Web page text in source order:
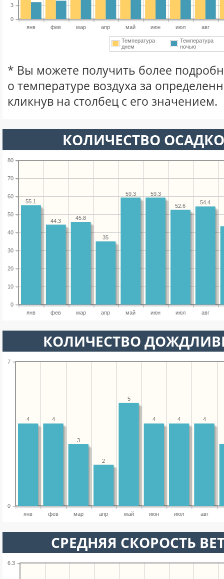
янв фев мар апр май июн июл авг
0
3
Температура
днем
Температура
ночью
* Вы можете получить более
о температуре воздуха за
кликнув на столбец с его значением.
КОЛИЧЕСТВО
янв фев мар апр май июн июл авг
0
10
20
30
40
50
60
70
80
54.4
52.6
59.3
59.3
35
45.8
44.3
55.1
КОЛИЧЕСТВО
янв фев мар апр май июн июл авг
0
7
4
4
4
5
2
3
4
4
СРЕДНЯЯ СКОРОСТЬ
6.3